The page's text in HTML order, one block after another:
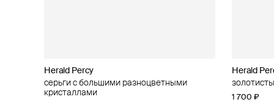
Herald Percy
серьги с большими разноцветными
кристаллами
Herald
1 700 ₽
Herald Percy
золотистая моносерьга с кристаллами
3 400 ₽
Herald
пусеты с
1 900 ₽